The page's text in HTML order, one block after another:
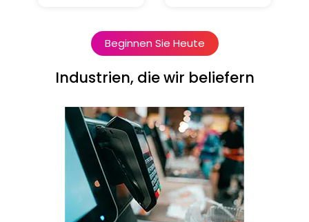
Beginnen Sie Heute
Industrien, die wir beliefern